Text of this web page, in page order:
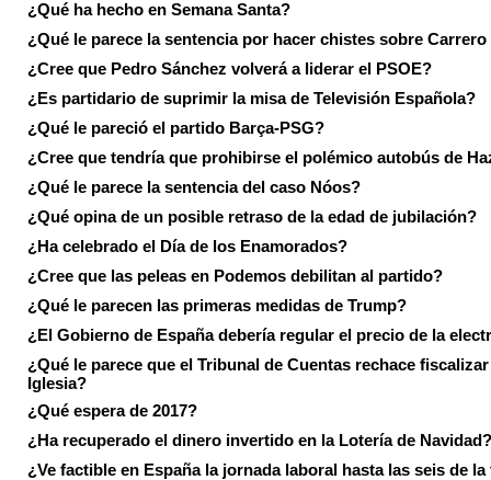
¿Qué ha hecho en Semana Santa?
¿Qué le parece la sentencia por hacer chistes sobre
¿Cree que Pedro Sánchez volverá a liderar el PSOE?
¿Es partidario de suprimir la misa de Televisión Española?
¿Qué le pareció el partido Barça-PSG?
¿Cree que tendría que prohibirse el polémico autobús de
¿Qué le parece la sentencia del caso Nóos?
¿Qué opina de un posible retraso de la edad de jubilación?
¿Ha celebrado el Día de los Enamorados?
¿Cree que las peleas en Podemos debilitan al partido?
¿Qué le parecen las primeras medidas de Trump?
¿El Gobierno de España debería regular el precio de la
¿Qué le parece que el Tribunal de Cuentas rechace fiscalizar
Iglesia?
¿Qué espera de 2017?
¿Ha recuperado el dinero invertido en la Lotería de Navidad?
¿Ve factible en España la jornada laboral hasta las seis de la